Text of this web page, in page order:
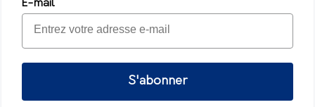
E-mail
S'abonner